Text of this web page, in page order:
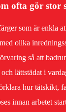
ofta gör stor
som är enkla
olika
så att
lättstädat i
hur tätskikt,
innan arbetet